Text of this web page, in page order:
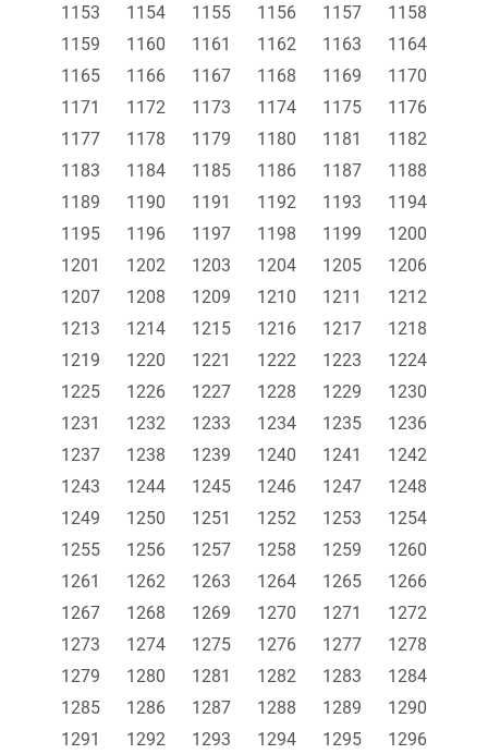
1153 1154 1155 1156 1157
1158
1159
1160 1161 1162 1163
1164
1165
1166 1167 1168 1169
1170
1171
1172 1173 1174 1175
1176
1177
1178 1179 1180 1181
1182
1183
1184 1185 1186 1187
1188
1189
1190 1191 1192 1193
1194
1195
1196 1197 1198 1199
1200
1201
1202 1203 1204 1205
1206
1207
1208 1209 1210 1211
1212
1213
1214 1215 1216 1217
1218
1219
1220 1221 1222 1223
1224
1225
1226 1227 1228 1229
1230
1231
1232 1233 1234 1235
1236
1237
1238 1239 1240 1241
1242
1243
1244 1245 1246 1247
1248
1249
1250 1251 1252 1253
1254
1255
1256 1257 1258 1259
1260
1261
1262 1263 1264 1265
1266
1267
1268 1269 1270 1271
1272
1273
1274 1275 1276 1277
1278
1279
1280 1281 1282 1283
1284
1285
1286 1287 1288 1289
1290
1291
1292 1293 1294 1295
1296